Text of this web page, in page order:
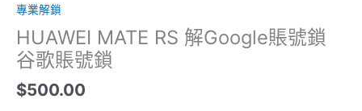
專業解鎖
HUAWEI MATE RS 解Google賬號鎖
谷歌賬號鎖
$500.00